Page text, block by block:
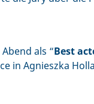
als “Best
in Agnieszka